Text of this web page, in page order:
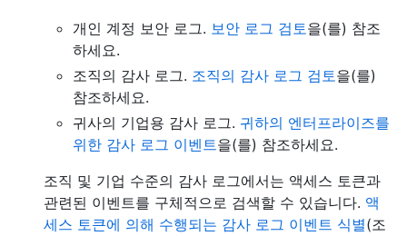
개인 계정 보안 로그. 보안 로그 검토을(를) 참조
하세요.
조직의 감사 로그. 조직의 감사 로그 검토을(를)
참조하세요.
귀사의 기업용 감사 로그. 귀하의 엔터프라이즈를
위한 감사 로그 이벤트을(를) 참조하세요.
조직 및 기업 수준의 감사 로그에서는 액세스 토큰과
관련된 이벤트를 구체적으로 검색할 수 있습니다. 액
세스 토큰에 의해 수행되는 감사 로그 이벤트 식별(조